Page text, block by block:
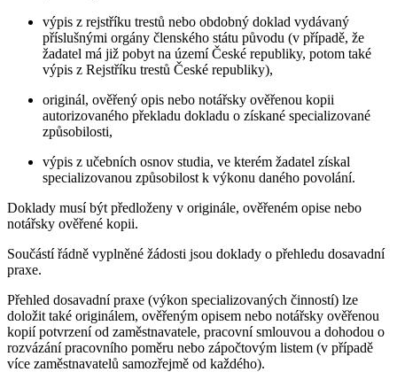
výpis z rejstříku trestů nebo obdobný doklad vydávaný
příslušnými orgány členského státu původu (v případě, že
žadatel má již pobyt na území České republiky, potom také
výpis z Rejstříku trestů České republiky),
originál, ověřený opis nebo notářsky ověřenou kopii
autorizovaného překladu dokladu o získané specializované
způsobilosti,
výpis z učebních osnov studia, ve kterém žadatel získal
specializovanou způsobilost k výkonu daného povolání.
Doklady musí být předloženy v originále, ověřeném opise nebo
notářsky ověřené kopii.
Součástí řádně vyplněné žádosti jsou doklady o přehledu dosavadní
praxe.
Přehled dosavadní praxe (výkon specializovaných činností) lze
doložit také originálem, ověřeným opisem nebo notářsky ověřenou
kopií potvrzení od zaměstnavatele, pracovní smlouvou a dohodou o
rozvázání pracovního poměru nebo zápočtovým listem (v případě
více zaměstnavatelů samozřejmě od každého).